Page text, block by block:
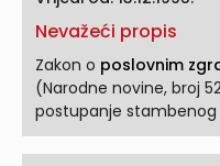
Nevažeći propis
Zakon o poslovnim
(Narodne novine, broj
postupanje stambenog